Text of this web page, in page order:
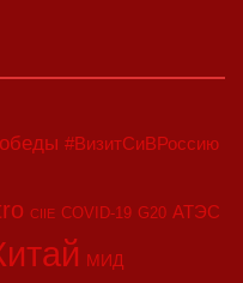
#ВизитСиВРоссию
CIIE COVID-19 G20 АТЭС
МИД